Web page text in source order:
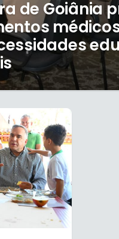
de Goiânia